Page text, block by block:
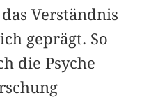
Verständnis
geprägt. So
die Psyche